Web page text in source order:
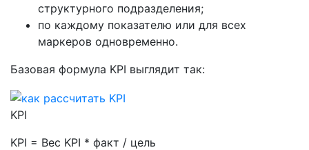
структурного подразделения;
по каждому показателю или для всех
маркеров одновременно.
Базовая формула KPI выглядит так:
KPI
KPI = Вес KPI * факт / цель